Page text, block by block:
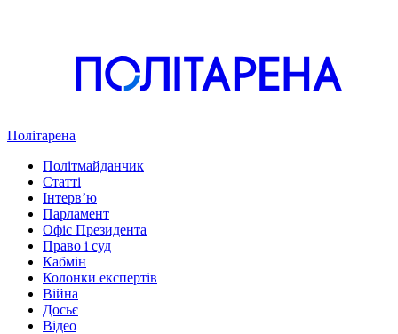
Політарена
Політмайданчик
Статті
Інтервʼю
Парламент
Офіс Президента
Право і суд
Кабмін
Колонки експертів
Війна
Досьє
Відео